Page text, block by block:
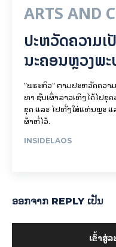
ARTS AND
ປະຫວັດຄວາມເ
ນະຄອນຫຼວງພະ
"ພຣະກິວ" ຕາມປະຫວັດຄວາ
ທາ ຊົນເຜົ່າລາວເທິງໄດ້ໄປຂຸ
ຂຸດ ແລະ ໄປທັ່ງໃສ່ແທ່ນພຼະ
ຜ້າຫໍ່ໄວ້.
INSIDELAOS
ອອກ​ຈາກ REPLY ເປັນ
ເຂົ້າ​ສູ່​